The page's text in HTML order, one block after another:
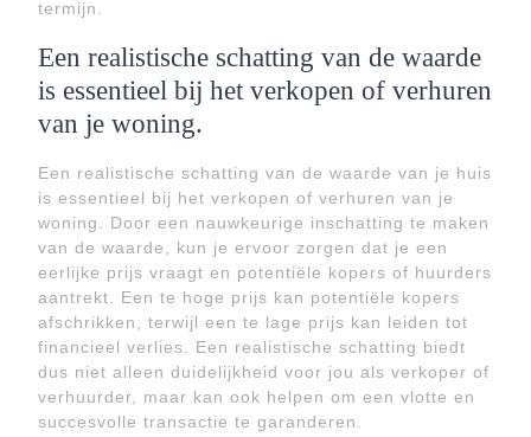
termijn.
Een realistische schatting van de waarde
is essentieel bij het verkopen of verhuren
van je woning.
Een realistische schatting van de waarde van je huis
is essentieel bij het verkopen of verhuren van je
woning. Door een nauwkeurige inschatting te maken
van de waarde, kun je ervoor zorgen dat je een
eerlijke prijs vraagt en potentiële kopers of huurders
aantrekt. Een te hoge prijs kan potentiële kopers
afschrikken, terwijl een te lage prijs kan leiden tot
financieel verlies. Een realistische schatting biedt
dus niet alleen duidelijkheid voor jou als verkoper of
verhuurder, maar kan ook helpen om een vlotte en
succesvolle transactie te garanderen.